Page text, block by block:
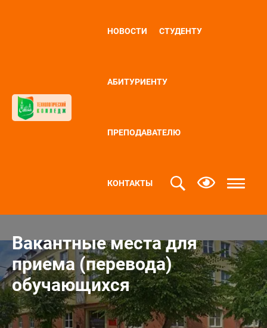
НОВОСТИ СТУДЕНТУ
АБИТУРИЕНТУ
ПРЕПОДАВАТЕЛЮ
КОНТАКТЫ
Вакантные места для
приема (перевода)
обучающихся